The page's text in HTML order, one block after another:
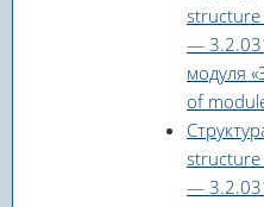
structure
—
модуля
of
structure
—